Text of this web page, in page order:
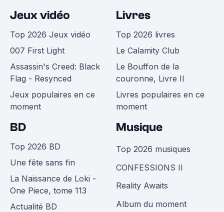
Jeux vidéo
Top 2026 Jeux vidéo
007 First Light
Assassin's Creed: Black
Flag - Resynced
Jeux populaires en ce
moment
Livres
Top 2026 livres
Le Calamity Club
Le Bouffon de la
couronne, Livre II
Livres populaires en ce
moment
BD
Top 2026 BD
Une fête sans fin
La Naissance de Loki -
One Piece, tome 113
Actualité BD
Musique
Top 2026 musiques
CONFESSIONS II
Reality Awaits
Album du moment